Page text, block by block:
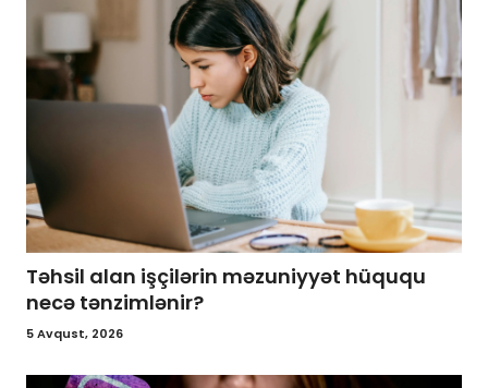
Təhsil alan işçilərin məzuniyyət hüququ
necə tənzimlənir?
5 Avqust, 2026